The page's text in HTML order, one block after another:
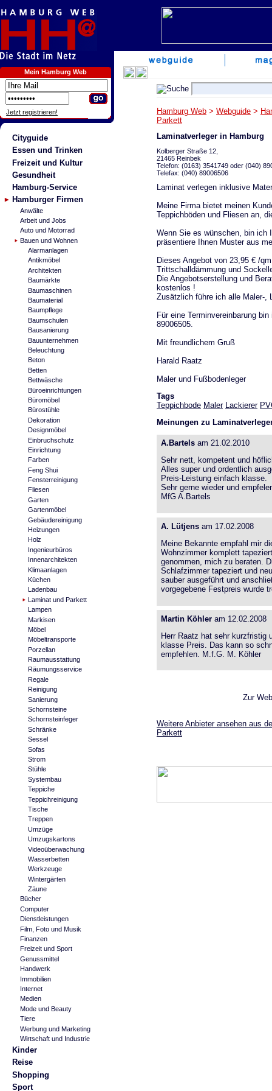
Mein Hamburg Web
Jetzt registrieren!
Cityguide
Essen und Trinken
Freizeit und Kultur
Gesundheit
Hamburg-Service
Hamburger Firmen
Anwälte
Arbeit und Jobs
Auto und Motorrad
Bauen und Wohnen
Alarmanlagen
Antikmöbel
Architekten
Baumärkte
Baumaschinen
Baumaterial
Baumpflege
Baumschulen
Bausanierung
Bauunternehmen
Beleuchtung
Beton
Betten
Bettwäsche
Büroeinrichtungen
Büromöbel
Bürostühle
Dekoration
Designmöbel
Einbruchschutz
Einrichtung
Farben
Feng Shui
Fensterreinigung
Fliesen
Garten
Gartenmöbel
Gebäudereinigung
Heizungen
Holz
Ingenieurbüros
Innenarchitekten
Klimaanlagen
Küchen
Ladenbau
Laminat und Parkett
Lampen
Markisen
Möbel
Möbeltransporte
Porzellan
Raumausstattung
Räumungsservice
Regale
Reinigung
Sanierung
Schornsteine
Schornsteinfeger
Schränke
Sessel
Sofas
Strom
Stühle
Systembau
Teppiche
Teppichreinigung
Tische
Treppen
Umzüge
Umzugskartons
Videoüberwachung
Wasserbetten
Werkzeuge
Wintergärten
Zäune
Bücher
Computer
Dienstleistungen
Film, Foto und Musik
Finanzen
Freizeit und Sport
Genussmittel
Handwerk
Immobilien
Internet
Medien
Mode und Beauty
Tiere
Werbung und Marketing
Wirtschaft und Industrie
Kinder
Reise
Shopping
Sport
Hamburg Web > Webguide >
Parkett
Laminatverleger in Hamburg
Kolberger Straße 12,
21465 Reinbek
Telefon: (0163) 3541749 oder (040)
Telefax: (040) 89006506
Laminat verlegen inklusive
Meine Firma bietet meinen
Teppichböden und Fliesen an,
Wenn Sie es wünschen, bin ich
präsentiere Ihnen Muster aus
Dieses Angebot von 23,95 € /
Trittschalldämmung und
Die Angebotserstellung und
kostenlos !
Zusätzlich führe ich alle Maler-,
Für eine Terminvereinbarung
89006505.
Mit freundlichem Gruß
Harald Raatz
Maler und Fußbodenleger
Tags
Teppichbode Maler Lackierer
Meinungen zu
A.Bartelsam 21.02.2010
Sehr nett, kompetent und
Alles super und ordentlich
Preis-Leistung einfach klasse.
Sehr gerne wieder und
MfG A.Bartels
A. Lütjensam 17.02.2008
Meine Bekannte empfahl mir
Wohnzimmer komplett
genommen, mich zu beraten.
Schlafzimmer tapeziert und
sauber ausgeführt und
vorgegebene Festpreis wurde
Martin Köhleram 12.02.2008
Herr Raatz hat sehr kurzfristig
klasse Preis. Das kann so
empfehlen. M.f.G. M. Köhler
Zur
Weitere Anbieter ansehen aus
Parkett